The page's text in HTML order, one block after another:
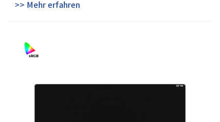
>> Mehr erfahren